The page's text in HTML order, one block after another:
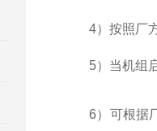
4）按照厂方
5）当机组启
6）可根据厂